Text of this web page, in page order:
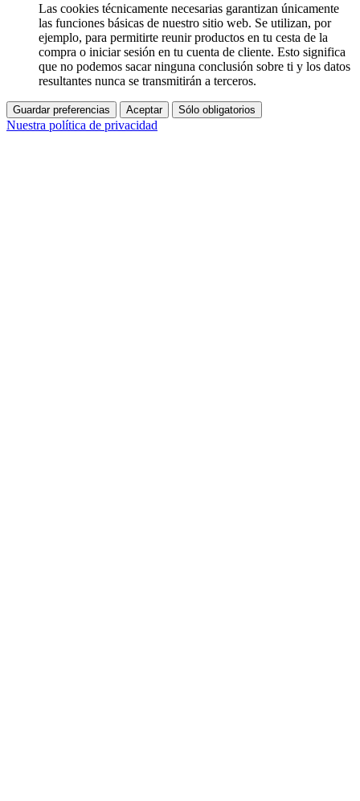
Las cookies técnicamente necesarias garantizan únicamente
las funciones básicas de nuestro sitio web. Se utilizan, por
ejemplo, para permitirte reunir productos en tu cesta de la
compra o iniciar sesión en tu cuenta de cliente. Esto significa
que no podemos sacar ninguna conclusión sobre ti y los datos
resultantes nunca se transmitirán a terceros.
Guardar preferencias Aceptar Sólo obligatorios
Nuestra política de privacidad